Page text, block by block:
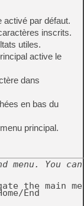
activé par défaut.
inscrits.
utiles.
active le
dans
en bas du
principal.
menu. You
the main
End